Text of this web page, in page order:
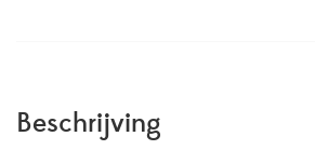
Beschrijving